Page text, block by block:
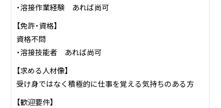
・溶接作業経験 あれば尚可
【免許・資格】
資格不問
・溶接技能者 あれば尚可
【求める人材像】
受け身ではなく積極的に仕事を覚える気持ちのある方
【歓迎要件】